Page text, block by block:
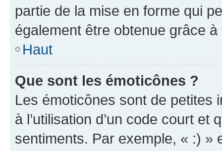
partie de la mise en forme qui
également être obtenue grâce à
Haut
Que sont les émoticônes ?
Les émoticônes sont de petites
à l’utilisation d’un code court et
sentiments. Par exemple, « :) »